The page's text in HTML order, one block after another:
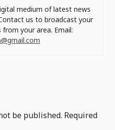
medium of latest news
us to broadcast your
your area. Email:
be published. Required